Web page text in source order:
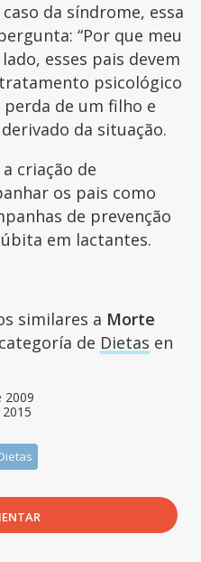
da síndrome, essa
“Por que meu
esses pais devem
psicológico
de um filho e
da situação.
criação de
os pais como
de prevenção
em lactantes.
similares a Morte
de Dietas en
2009